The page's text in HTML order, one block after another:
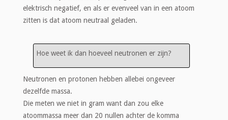
elektrisch negatief, en als er evenveel van in een atoom
zitten is dat atoom neutraal geladen.
Hoe weet ik dan hoeveel neutronen er zijn?
Neutronen en protonen hebben allebei ongeveer
dezelfde massa.
Die meten we niet in gram want dan zou elke
atoommassa meer dan 20 nullen achter de komma